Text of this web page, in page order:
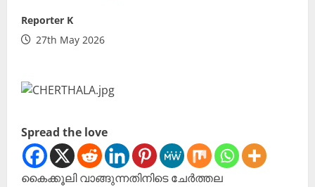
Reporter K
27th May 2026
Spread the love
കൈക്കൂലി വാങ്ങുന്നതിനിടെ ചേര്‍ത്തല